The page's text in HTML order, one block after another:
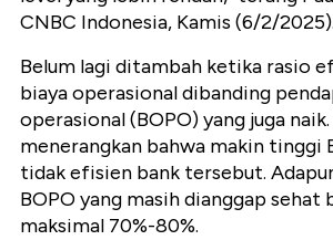
CNBC Indonesia, Kamis (6/2/2025).
Belum lagi ditambah ketika rasio
biaya operasional dibanding
operasional (BOPO) yang juga naik.
menerangkan bahwa makin tinggi
tidak efisien bank tersebut.
BOPO yang masih dianggap sehat
maksimal 70%-80%.